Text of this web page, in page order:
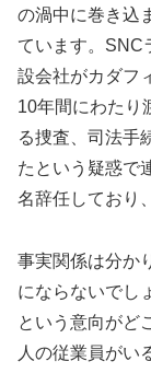
の渦中に巻き込
ています。SNC
設会社がカダフ
10年間にわたり
る捜査、司法手
たという疑惑で
名辞任しており
事実関係は分か
にならないでし
という意向がど
人の従業員がい